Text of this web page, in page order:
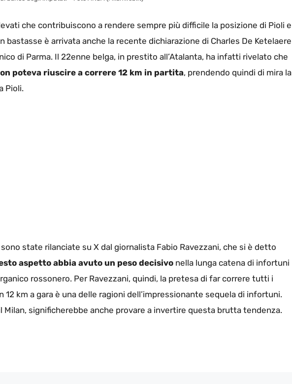
che contribuiscono a rendere sempre più difficile la posizione di Pioli e
bastasse è arrivata anche la recente dichiarazione di Charles De Ketelaere
di Parma. Il 22enne belga, in prestito all’Atalanta, ha infatti rivelato che
poteva riuscire a correre 12 km in partita, prendendo quindi di mira la
Pioli.
state rilanciate su X dal giornalista Fabio Ravezzani, che si è detto
aspetto abbia avuto un peso decisivo nella lunga catena di infortuni
rossonero. Per Ravezzani, quindi, la pretesa di far correre tutti i
12 km a gara è una delle ragioni dell’impressionante sequela di infortuni.
Milan, significherebbe anche provare a invertire questa brutta tendenza.